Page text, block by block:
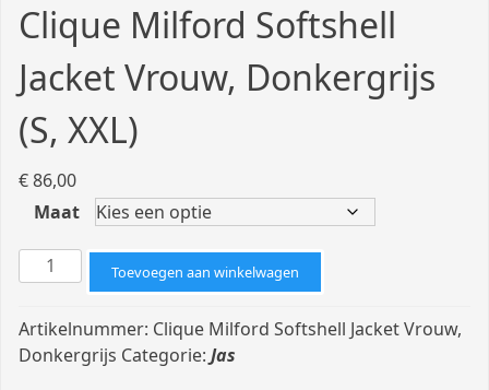
Clique Milford Softshell
Jacket Vrouw, Donkergrijs
(S, XXL)
€86,00
Maat
Clique
Milford
Jacket
Vrouw,
Toevoegen aan winkelwagen
Artikelnummer: Clique Milford Softshell Jacket Vrouw,
Donkergrijs Categorie: Jas